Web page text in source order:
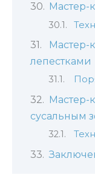
Мастер-
Мастер-
лепестками
Мастер-
сусальным